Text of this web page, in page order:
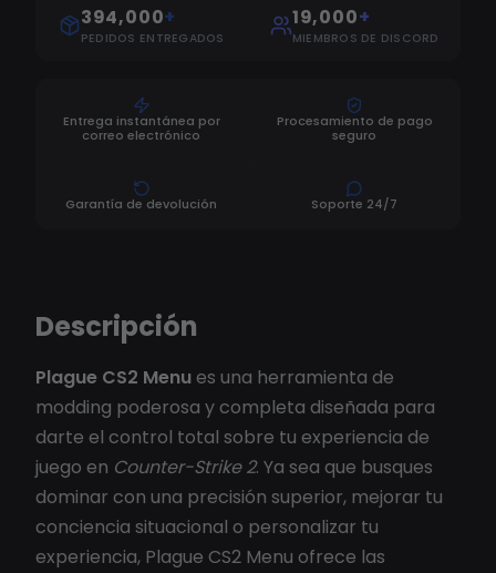
394,000+
PEDIDOS ENTREGADOS
19,000+
MIEMBROS DE DISCORD
Entrega instantánea por
correo electrónico
Procesamiento de pago
seguro
Garantía de devolución Soporte 24/7
Descripción
Plague CS2 Menues una herramienta de
modding poderosa y completa diseñada para
darte el control total sobre tu experiencia de
juego en Counter-Strike 2. Ya sea que busques
dominar con una precisión superior, mejorar tu
conciencia situacional o personalizar tu
experiencia, Plague CS2 Menu ofrece las